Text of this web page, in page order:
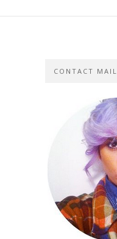
CONTACT MAIL